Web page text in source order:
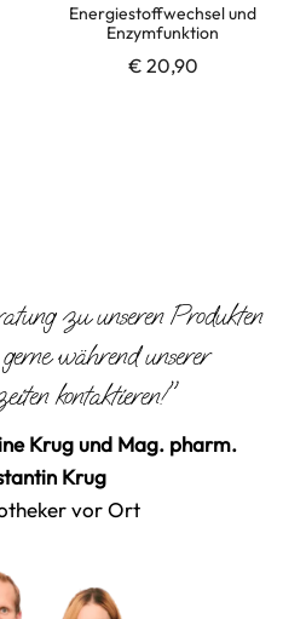
Energiestoffwechsel und
Enzymfunktion
€ 20,90
zu unseren Produkten
während unserer
kontaktieren!"
Krug und Mag. pharm.
Krug
vor Ort